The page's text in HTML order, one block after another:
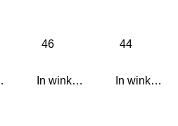
In winkelwagen In